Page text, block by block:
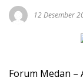
12 Desember
Forum Medan –